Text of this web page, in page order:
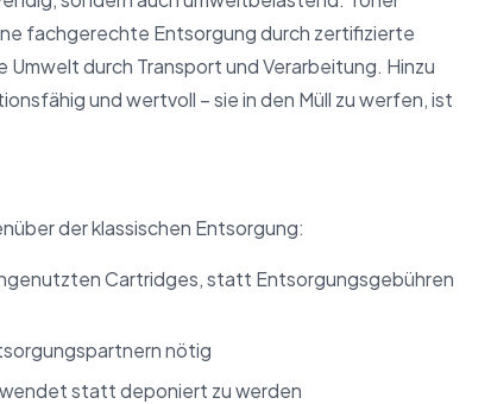
fachgerechte Entsorgung durch zertifizierte
durch Transport und Verarbeitung. Hinzu
und wertvoll – sie in den Müll zu werfen, ist
der klassischen Entsorgung:
Cartridges, statt Entsorgungsgebühren
nötig
statt deponiert zu werden